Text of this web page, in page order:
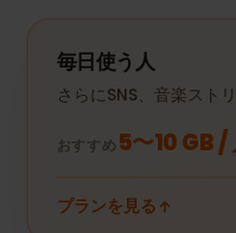
毎日使う人
さらにSNS、音楽スト
おすすめ 5〜10 GB /
プランを見る